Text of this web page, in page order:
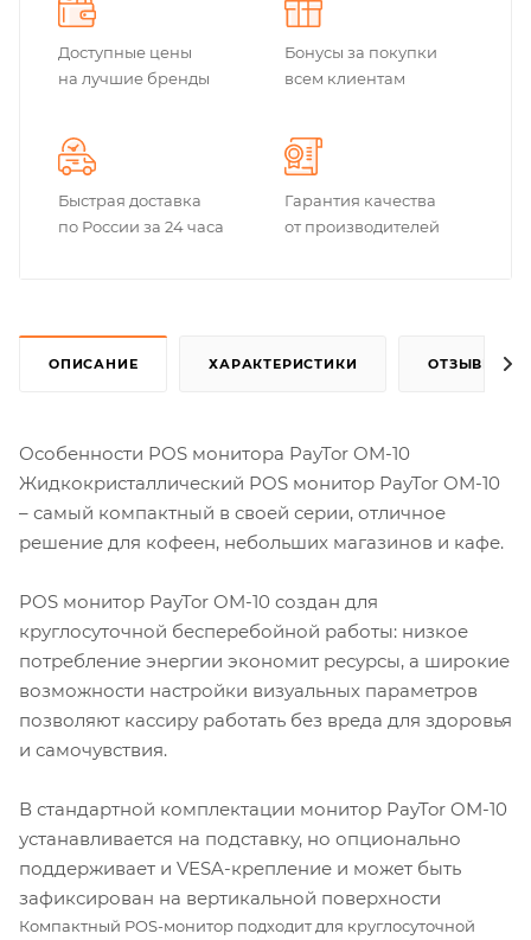
Доступные цены
на лучшие бренды
Бонусы за покупки
всем клиентам
Быстрая доставка
по России за 24 часа
Гарантия качества
от производителей
ОПИСАНИЕ ХАРАКТЕРИСТИКИ ОТЗЫВЫ
Особенности POS монитора PayTor OM-10
Жидкокристаллический POS монитор PayTor OM-10
– самый компактный в своей серии, отличное
решение для кофеен, небольших магазинов и кафе.
POS монитор PayTor OM-10 создан для
круглосуточной бесперебойной работы: низкое
потребление энергии экономит ресурсы, а широкие
возможности настройки визуальных параметров
позволяют кассиру работать без вреда для здоровья
и самочувствия.
В стандартной комплектации монитор PayTor OM-10
устанавливается на подставку, но опционально
поддерживает и VESA-крепление и может быть
зафиксирован на вертикальной поверхности
Компактный POS-монитор подходит для круглосуточной